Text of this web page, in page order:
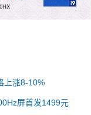
上涨8-10%
屏首发1499元